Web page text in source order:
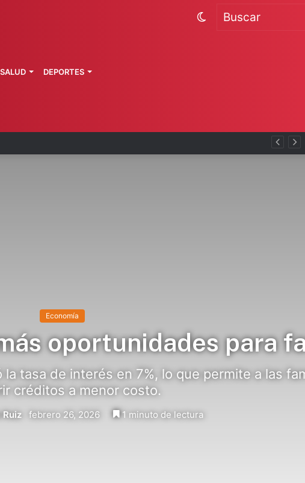
en zona aguacatera
SALUD DEPORTES
Switch
Economía
oportunidades para
tasa de interés en 7%, lo que permite a las
créditos a menor costo.
Ruiz febrero 26, 2026 1 minuto de lectura